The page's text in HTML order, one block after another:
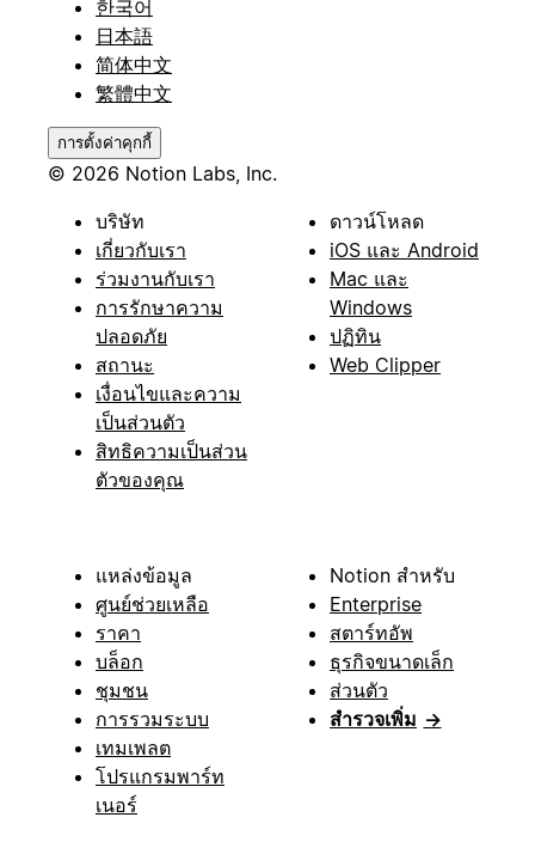
한국어
日本語
简体中文
繁體中文
การตั้งค่าคุกกี้
© 2026 Notion Labs, Inc.
บริษัท
เกี่ยวกับเรา
ร่วมงานกับเรา
การรักษาความ
ปลอดภัย
สถานะ
เงื่อนไขและความ
เป็นส่วนตัว
สิทธิความเป็นส่วน
ตัวของคุณ
ดาวน์โหลด
iOS และ Android
Mac และ
Windows
ปฏิทิน
Web Clipper
แหล่งข้อมูล
ศูนย์ช่วยเหลือ
ราคา
บล็อก
ชุมชน
การรวมระบบ
เทมเพลต
โปรแกรมพาร์ท
เนอร์
Notion สำหรับ
Enterprise
สตาร์ทอัพ
ธุรกิจขนาดเล็ก
ส่วนตัว
สำรวจเพิ่ม →